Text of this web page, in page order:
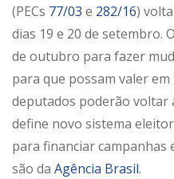
(PECs 77/03 e 282/16)
dias 19 e 20 de setembro.
de outubro para fazer
para que possam valer
deputados poderão voltar
define novo sistema
para financiar campanhas
são da Agência Brasil.